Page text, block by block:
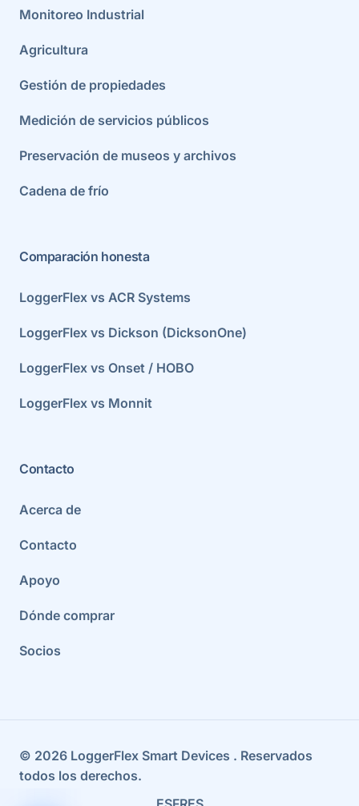
Monitoreo Industrial
Agricultura
Gestión de propiedades
Medición de servicios públicos
Preservación de museos y archivos
Cadena de frío
Comparación honesta
LoggerFlex vs ACR Systems
LoggerFlex vs Dickson (DicksonOne)
LoggerFlex vs Onset / HOBO
LoggerFlex vs Monnit
Contacto
Acerca de
Contacto
Apoyo
Dónde comprar
Socios
© 2026 LoggerFlex Smart Devices . Reservados
todos los derechos.